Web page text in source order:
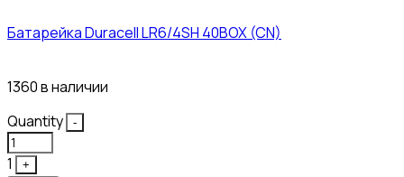
Батарейка Duracell LR6/4SH 40BOX (CN)
1360 в наличии
Quantity
-
1
+